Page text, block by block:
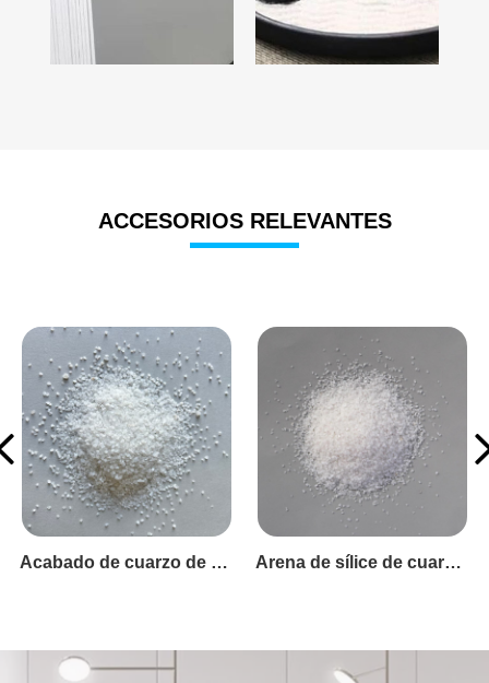
ACCESORIOS RELEVANTES
Gránulos de cuarzo 40-70#